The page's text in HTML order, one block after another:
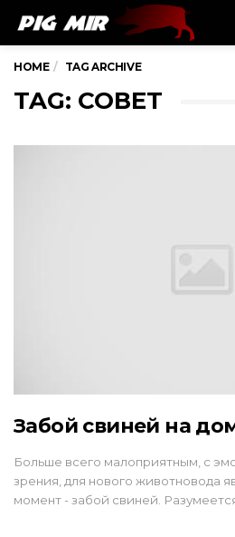
HOME TAG ARCHIVE
TAG: СОВЕТ
Забой свиней на
Больше всего малоприятным, с
зрения, для нового животновода
момент - забой свиней.